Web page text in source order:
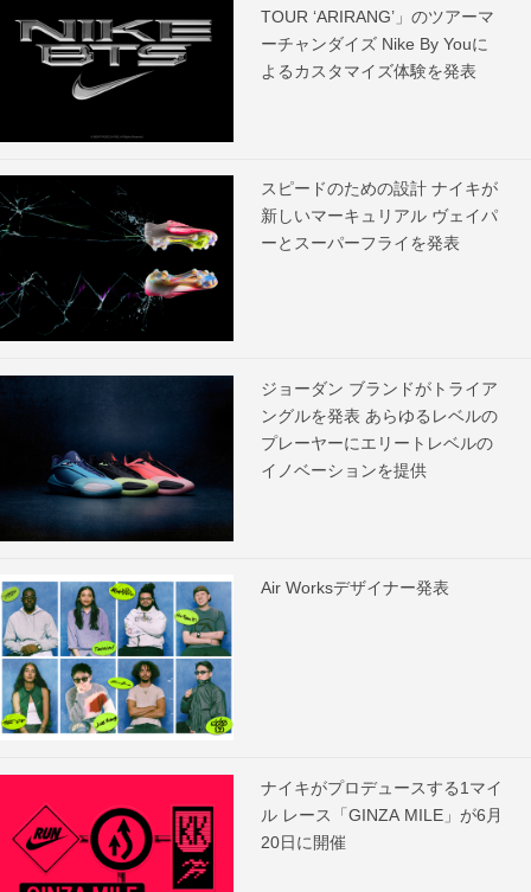
TOUR ‘ARIRANG’」のツアーマ
ーチャンダイズ Nike By Youに
よるカスタマイズ体験を発表
スピードのための設計 ナイキが
新しいマーキュリアル ヴェイパ
ーとスーパーフライを発表
ジョーダン ブランドがトライア
ングルを発表 あらゆるレベルの
プレーヤーにエリートレベルの
イノベーションを提供
Air Worksデザイナー発表
ナイキがプロデュースする1マイ
ル レース「GINZA MILE」が6月
20日に開催